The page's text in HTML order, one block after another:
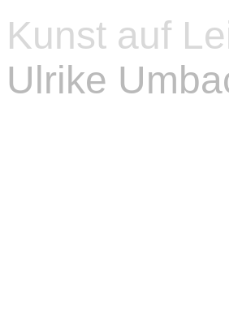
Kunst auf
Ulrike